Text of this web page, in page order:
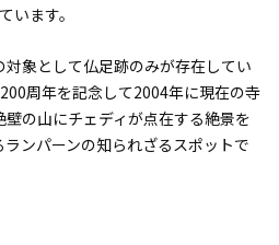
います。
象として仏足跡のみが存在してい
周年を記念して2004年に現在の寺
の山にチェディが点在する絶景を
ンパーンの知られざるスポットで